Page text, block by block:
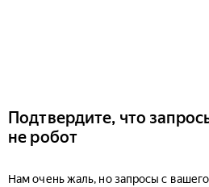
Подтвердите, что
не робот
Нам очень жаль, но запросы с